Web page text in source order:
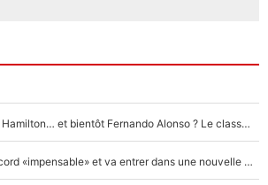
Max Verstappen, Lewis Hamilton… et bientôt Fernando Alonso ? Le classement des pilotes les mieux payés en Formule 1 risque de changer !
F1 - Alpine signe un accord «impensable» et va entrer dans une nouvelle dimension : Grande nouvelle pour Pierre Gasly !